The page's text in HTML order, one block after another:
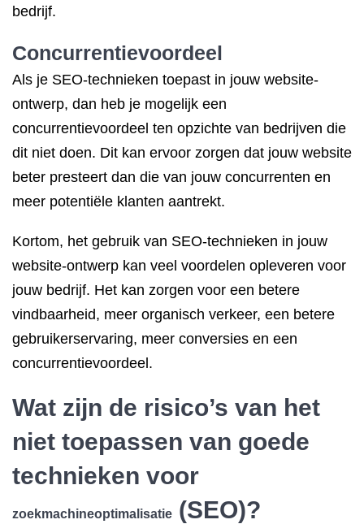
bedrijf.
Concurrentievoordeel
Als je SEO-technieken toepast in jouw website-
ontwerp, dan heb je mogelijk een
concurrentievoordeel ten opzichte van bedrijven die
dit niet doen. Dit kan ervoor zorgen dat jouw website
beter presteert dan die van jouw concurrenten en
meer potentiële klanten aantrekt.
Kortom, het gebruik van SEO-technieken in jouw
website-ontwerp kan veel voordelen opleveren voor
jouw bedrijf. Het kan zorgen voor een betere
vindbaarheid, meer organisch verkeer, een betere
gebruikerservaring, meer conversies en een
concurrentievoordeel.
Wat zijn de risico’s van het
niet toepassen van goede
technieken voor
zoekmachineoptimalisatie (SEO)?